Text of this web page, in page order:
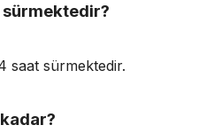
sürmektedir?
saat sürmektedir.